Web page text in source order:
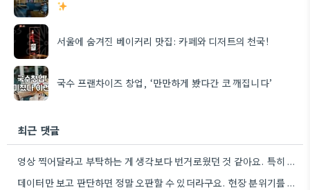
서울에 숨겨진 베이커리 맛집: 카페와 디저트의 천국!
국수 프랜차이즈 창업, ‘만만하게 봤다간 코 깨집니다’
최근 댓글
영상 찍어달라고 부탁하는 게 생각보다 번거로웠던 것 같아요. 특히 샴푸하는 동안 표정 관리가 더 신경…
데이터만 보고 판단하면 정말 오판할 수 있더라구요. 현장 분위기를 살피는 게 훨씬 중요할 것 같아요.